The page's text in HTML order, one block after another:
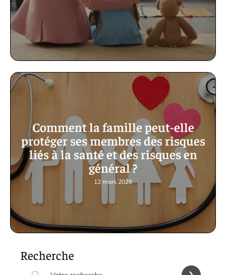
Comment la famille peut-elle
protéger ses membres des risques
liés à la santé et des risques en
général ?
12 mars 2026
Recherche